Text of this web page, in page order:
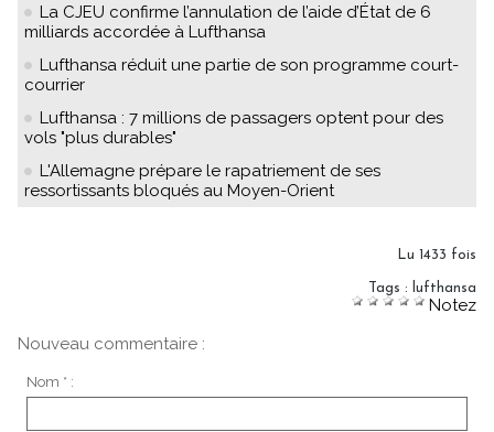
La CJEU confirme l’annulation de l’aide d’État de 6
milliards accordée à Lufthansa
Lufthansa réduit une partie de son programme court-
courrier
Lufthansa : 7 millions de passagers optent pour des
vols "plus durables"
L'Allemagne prépare le rapatriement de ses
ressortissants bloqués au Moyen-Orient
Lu 1433 fois
Tags : lufthansa
Notez
Nouveau commentaire :
Nom * :